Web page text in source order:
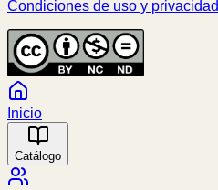
Condiciones de uso y privacidad
Inicio
Catálogo